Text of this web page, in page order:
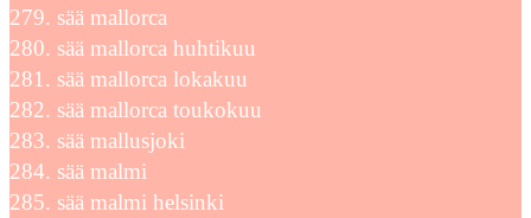
sää mallorca
sää mallorca huhtikuu
sää mallorca lokakuu
sää mallorca toukokuu
sää mallusjoki
sää malmi
sää malmi helsinki